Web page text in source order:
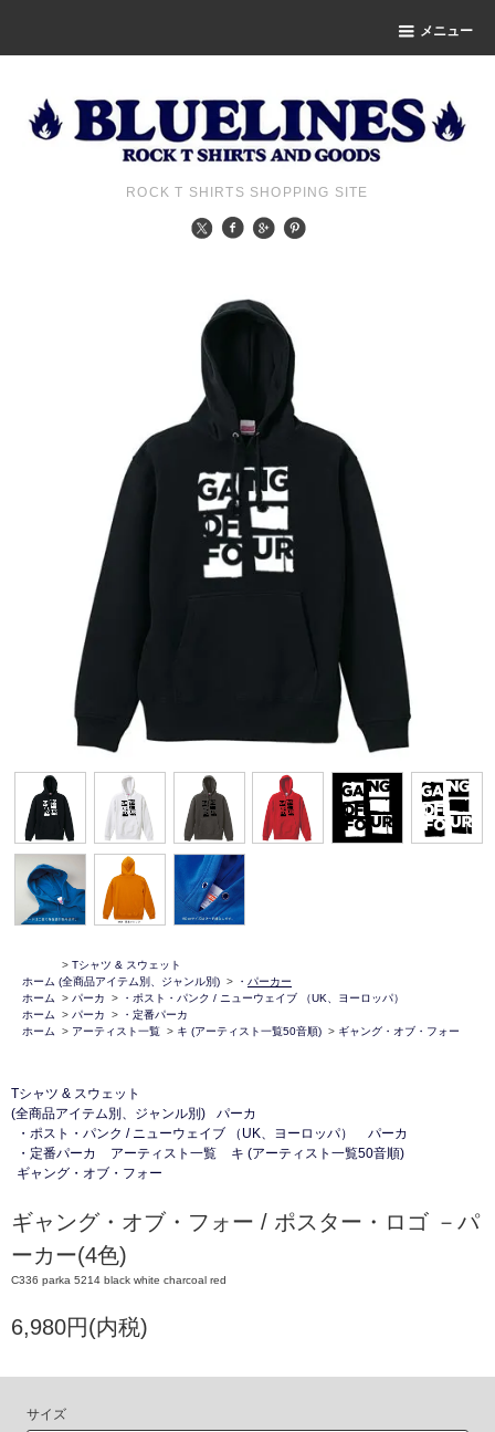
メニュー
ROCK T SHIRTS SHOPPING SITE
ホーム
> Tシャツ & スウェット
(全商品アイテム別、ジャンル別) > ・ パーカー
ホーム
> パーカ >
・ポスト・パンク / ニューウェイブ （UK、ヨーロッパ）
ホーム
> パーカ >
・定番パーカ
ホーム
> アーティスト一覧 > キ (アーティスト一覧50音順) > ギャング・オブ・フォー
Tシャツ & スウェット
(全商品アイテム別、ジャンル別)
パーカ
・ポスト・パンク / ニューウェイブ （UK、ヨーロッパ）
パーカ
・定番パーカ
アーティスト一覧
キ (アーティスト一覧50音順)
ギャング・オブ・フォー
ギャング・オブ・フォー / ポスター・ロゴ －パ
ーカー(4色)
C336 parka 5214 black white charcoal red
6,980円(内税)
サイズ